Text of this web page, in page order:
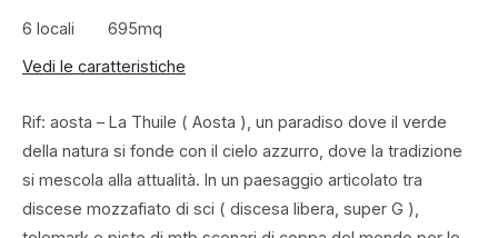
6 locali
695mq
Vedi le caratteristiche
Rif: aosta – La Thuile ( Aosta ), un paradiso dove il verde
della natura si fonde con il cielo azzurro, dove la tradizione
si mescola alla attualità. In un paesaggio articolato tra
discese mozzafiato di sci ( discesa libera, super G ),